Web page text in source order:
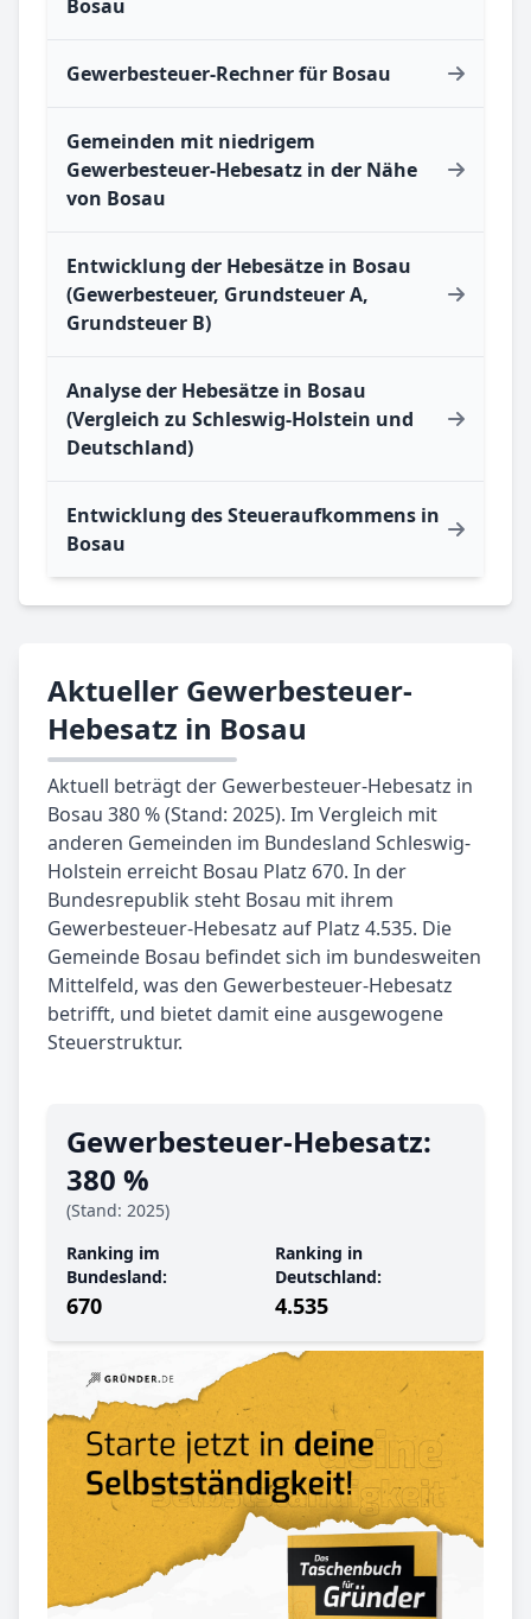
Bosau
Gewerbesteuer-Rechner für Bosau
Gemeinden mit niedrigem
Gewerbesteuer-Hebesatz in der Nähe
von Bosau
Entwicklung der Hebesätze in Bosau
(Gewerbesteuer, Grundsteuer A,
Grundsteuer B)
Analyse der Hebesätze in Bosau
(Vergleich zu Schleswig-Holstein und
Deutschland)
Entwicklung des Steueraufkommens in
Bosau
Aktueller Gewerbesteuer-
Hebesatz in Bosau
Aktuell beträgt der Gewerbesteuer-Hebesatz in
Bosau 380 % (Stand: 2025). Im Vergleich mit
anderen Gemeinden im Bundesland Schleswig-
Holstein erreicht Bosau Platz 670. In der
Bundesrepublik steht Bosau mit ihrem
Gewerbesteuer-Hebesatz auf Platz 4.535. Die
Gemeinde Bosau befindet sich im bundesweiten
Mittelfeld, was den Gewerbesteuer-Hebesatz
betrifft, und bietet damit eine ausgewogene
Steuerstruktur.
Gewerbe­steuer-Hebe­satz:
380 %
(Stand: 2025)
Ranking im
Bundesland:
670
Ranking in
Deutschland:
4.535